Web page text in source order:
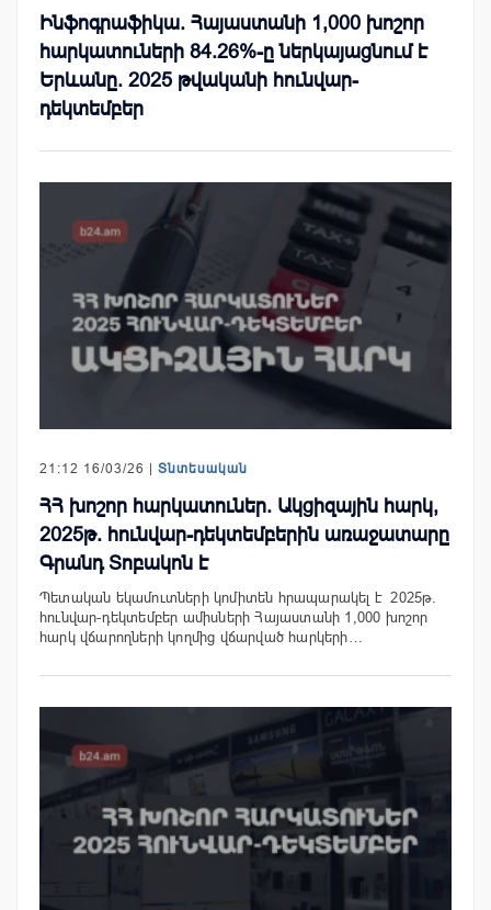
Ինֆոգրաֆիկա. Հայաստանի 1,000 խոշոր
հարկատուների 84.26%-ը ներկայացնում է
Երևանը. 2025 թվականի հունվար-
դեկտեմբեր
21:12 16/03/26 | Տնտեսական
ՀՀ խոշոր հարկատուներ. Ակցիզային հարկ,
2025թ. հունվար-դեկտեմբերին առաջատարը
Գրանդ Տոբակոն է
Պետական եկամուտների կոմիտեն հրապարակել է 2025թ.
հունվար-դեկտեմբեր ամիսների Հայաստանի 1,000 խոշոր
հարկ վճարողների կողմից վճարված հարկերի…